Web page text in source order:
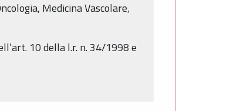
Medicina Vascolare,
10 della l.r. n. 34/1998 e